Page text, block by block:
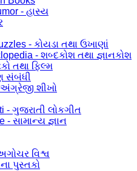
- હાસ્ય
- કોયડા તથા ઉખાણાં
- શબ્દકોશ તથા જ્ઞાનકોશ
તથા ફિલ્મ
સંબંધી
અંગ્રેજી શીખો
- ગુજરાતી લોકગીત
- સામાન્ય જ્ઞાન
વિશ્વ
પુસ્તકો